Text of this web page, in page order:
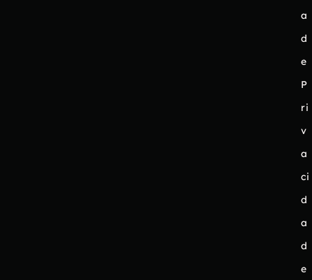
a
d
e
P
ri
v
a
ci
d
a
d
e